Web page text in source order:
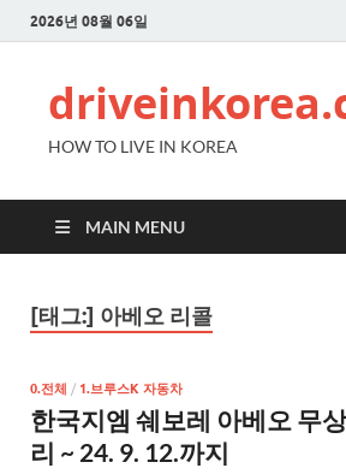
2026년 08월 06일
HOW TO LIVE IN KOREA
MAIN MENU
[태그:] 아베오 리콜
0.전체 / 1.브루스K 자동차
한국지엠 쉐보레 아베오 무
리 ~ 24. 9. 12.까지